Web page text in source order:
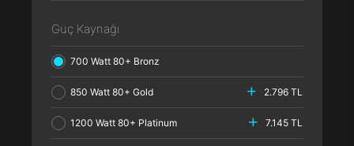
Güç Kaynağı
700 Watt 80+ Bronz
850 Watt 80+ Gold 2.796 TL
1200 Watt 80+ Platinum 7.145 TL